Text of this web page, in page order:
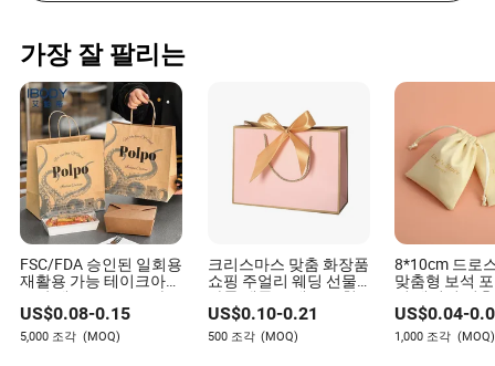
가장 잘 팔리는
FSC/FDA 승인된 일회용
재활용 가능 테이크아웃
포장 패스트푸드 크라프
트 종이 가방 음식 배달
용
US$0.08-0.15
5,000 조각 (MOQ)
크리스마스 맞춤 화장품
쇼핑 주얼리 웨딩 선물
카톤 핸들 크래프트 천
종이 쇼핑 포장 토트 작
은 선물 리본 닫힌 배송
의류 가방
US$0.10-0.21
500 조각 (MOQ)
8*10cm 드로
맞춤형 보석
니 세련된 결
품 가방 핑크
장품 가방
US$0.04-
1,000 조각 (MOQ)